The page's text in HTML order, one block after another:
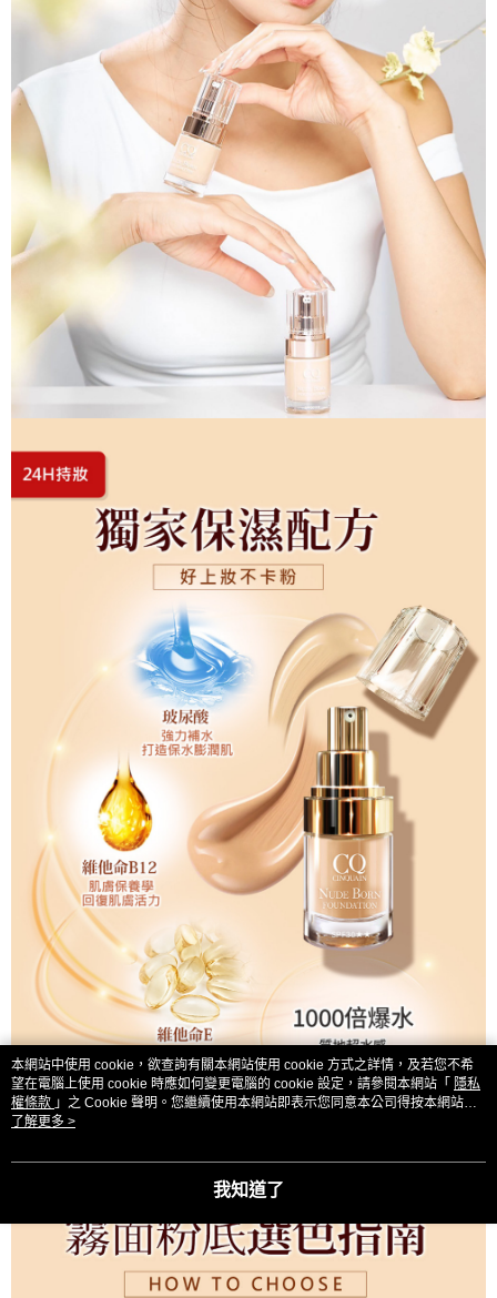
本網站中使用 cookie，欲查詢有關本網站使用 cookie 方式之詳情，及若您不希
望在電腦上使用 cookie 時應如何變更電腦的 cookie 設定，請參閱本網站「 隱私
權條款 」之 Cookie 聲明。您繼續使用本網站即表示您同意本公司得按本網站使
用條款之 Cookie 聲明使用 cookie。
了解更多 >
我知道了